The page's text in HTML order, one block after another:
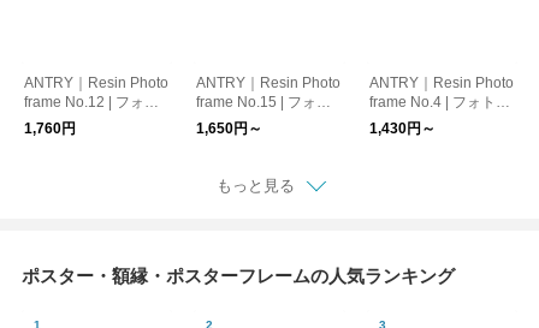
ANTRY｜Resin Photo
frame No.12 | フォト
フレーム
1,760円
ANTRY｜Resin Photo
frame No.15 | フォト
フレーム
1,650円～
ANTRY｜Resin Photo
frame No.4 | フォトフ
レーム
1,430円～
もっと見る
ポスター・額縁・ポスターフレームの人気ランキング